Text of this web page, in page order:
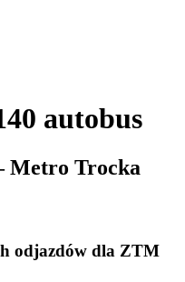
autobus
Metro Trocka
odjazdów dla ZTM